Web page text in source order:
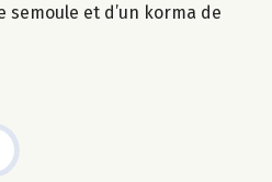
semoule et d’un korma de